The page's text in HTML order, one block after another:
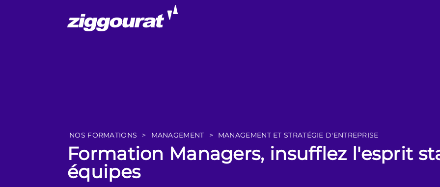
NOS FORMATIONS > MANAGEMENT > MANAGEMENT ET STRATÉGIE D'ENTREPRISE
Formation Managers, insufflez l'esprit
équipes